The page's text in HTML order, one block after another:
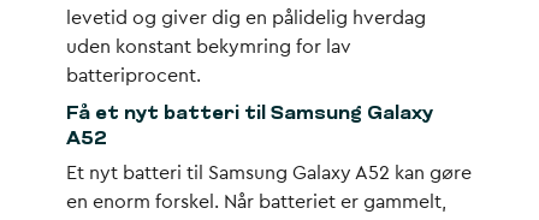
levetid og giver dig en pålidelig hverdag
uden konstant bekymring for lav
batteriprocent.
Få et nyt batteri til Samsung Galaxy
A52
Et nyt batteri til Samsung Galaxy A52 kan gøre
en enorm forskel. Når batteriet er gammelt,